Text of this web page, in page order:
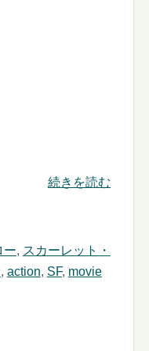
続きを読む
ー, スカーレット・
, action, SF, movie